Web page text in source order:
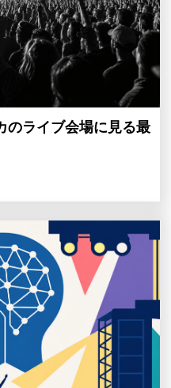
のライブ会場に見る最